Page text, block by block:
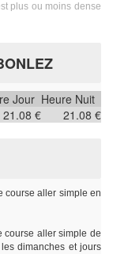
plus ou moins dense
Jour Heure Nuit
21.08 € 21.08 €
course aller simple en
course aller simple de
dimanches et jours